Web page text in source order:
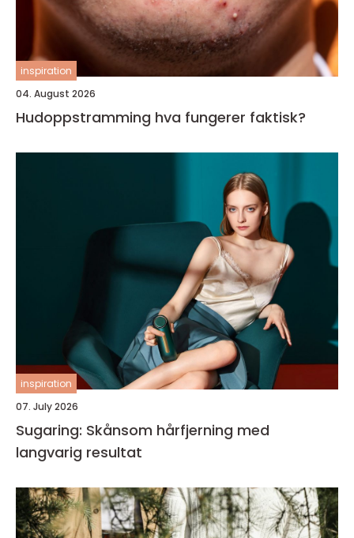
inspiration
04. August 2026
Hudoppstramming hva fungerer faktisk?
inspiration
07. July 2026
Sugaring: Skånsom hårfjerning med
langvarig resultat